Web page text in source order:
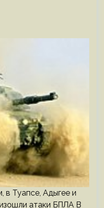
в Туапсе, Адыгее и
атаки БПЛА В